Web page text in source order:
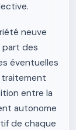
neuve
part des
éventuelles
traitement
entre la
autonome
de chaque